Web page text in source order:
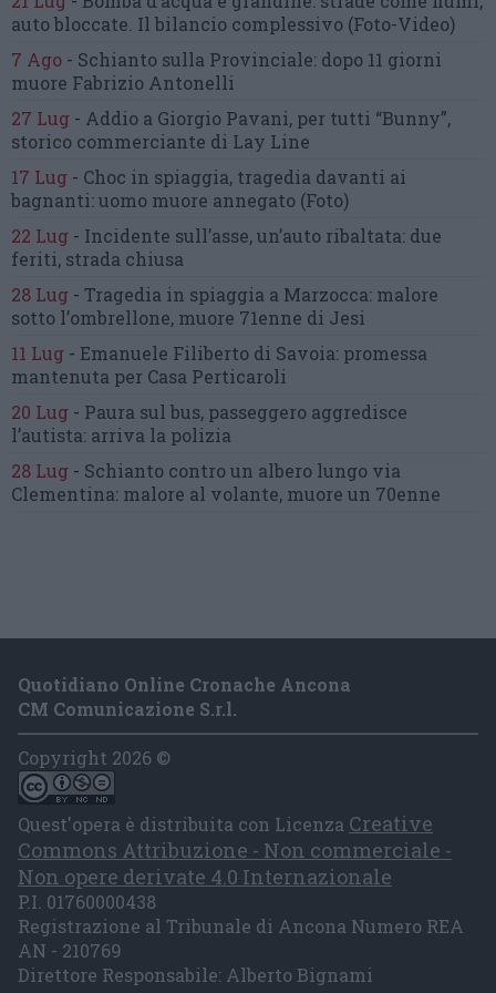
auto bloccate. Il bilancio complessivo (Foto-Video)
7 Ago - Schianto sulla Provinciale: dopo 11 giorni
muore Fabrizio Antonelli
27 Lug - Addio a Giorgio Pavani, per tutti “Bunny”,
storico commerciante di Lay Line
17 Lug - Choc in spiaggia, tragedia davanti ai
bagnanti:uomo muore annegato (Foto)
22 Lug - Incidente sull’asse, un’auto ribaltata: due
feriti, strada chiusa
28 Lug - Tragedia in spiaggia a Marzocca: malore
sotto l’ombrellone, muore 71enne di Jesi
11 Lug - Emanuele Filiberto di Savoia: promessa
mantenuta per Casa Perticaroli
20 Lug - Paura sul bus, passeggero aggredisce
l’autista: arriva la polizia
28 Lug - Schianto contro un albero lungo via
Clementina: malore al volante, muore un 70enne
Quotidiano Online Cronache Ancona
CM Comunicazione S.r.l.
Copyright 2026 ©
Quest'opera è distribuita con Licenza Creative
Commons Attribuzione - Non commerciale -
Non opere derivate 4.0 Internazionale
P.I. 01760000438
Registrazione al Tribunale di Ancona Numero REA
AN - 210769
Direttore Responsabile: Alberto Bignami